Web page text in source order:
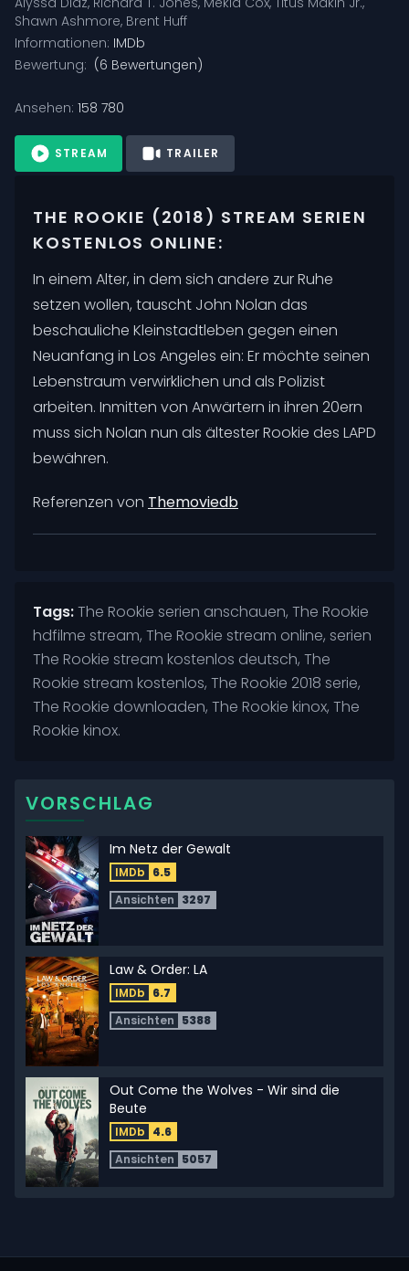
Shawn Ashmore, Brent Huff
Informationen: IMDb
Bewertung: (6 Bewertungen)
Ansehen: 158 780
STREAM TRAILER
THE ROOKIE (2018) STREAM SERIEN
KOSTENLOS ONLINE:
In einem Alter, in dem sich andere zur Ruhe
setzen wollen, tauscht John Nolan das
beschauliche Kleinstadtleben gegen einen
Neuanfang in Los Angeles ein: Er möchte seinen
Lebenstraum verwirklichen und als Polizist
arbeiten. Inmitten von Anwärtern in ihren 20ern
muss sich Nolan nun als ältester Rookie des LAPD
bewähren.
Referenzen von Themoviedb
Tags:The Rookie serien anschauen, The Rookie
hdfilme stream, The Rookie stream online, serien
The Rookie stream kostenlos deutsch, The
Rookie stream kostenlos, The Rookie 2018 serie,
The Rookie downloaden, The Rookie kinox, The
Rookie kinox.
VORSCHLAG
Im Netz der Gewalt
IMDb 6.5
Ansichten 3297
Law & Order: LA
IMDb 6.7
Ansichten 5388
Out Come the Wolves - Wir sind die
Beute
IMDb 4.6
Ansichten 5057
Ansichten 13488